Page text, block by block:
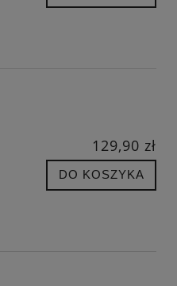
129,90 zł
DO KOSZYKA